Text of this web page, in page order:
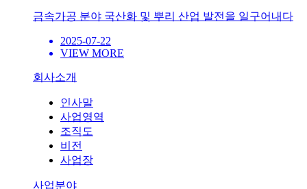
금속가공 분야 국산화 및 뿌리 산업 발전을 일구어내다
2025-07-22
VIEW MORE
회사소개
인사말
사업영역
조직도
비전
사업장
사업분야